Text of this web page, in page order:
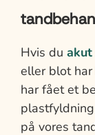
Hvis du
eller blot
har fået et
på vores